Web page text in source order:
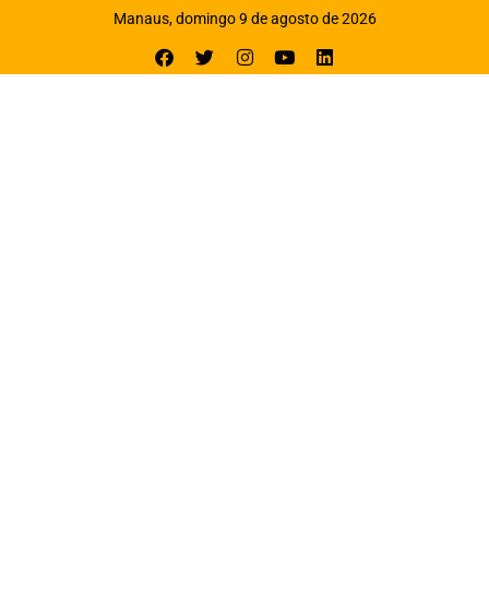
Manaus, domingo 9 de agosto de 2026